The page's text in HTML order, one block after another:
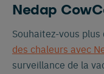
Nedap
Souhaitez-vous
des chaleurs avec
surveillance de la